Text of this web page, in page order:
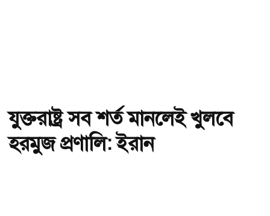
যুক্তরাষ্ট্র সব শর্ত মানলেই খুলবে
হরমুজ প্রণালি: ইরান